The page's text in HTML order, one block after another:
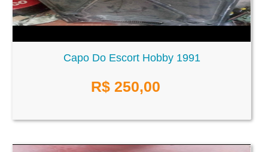
Capo Do Escort Hobby 1991
R$ 250,00